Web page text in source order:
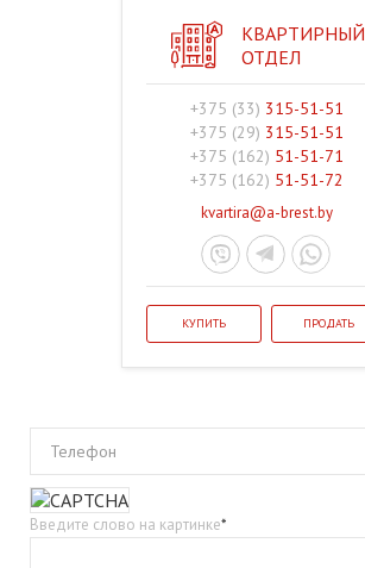
КВАРТИРНЫЙ
ОТДЕЛ
+375 (33) 315-51-51
+375 (29) 315-51-51
+375 (162) 51-51-71
+375 (162) 51-51-72
kvartira@a-brest.by
КУПИТЬ ПРОДАТЬ
Телефон
Введите слово на картинке*